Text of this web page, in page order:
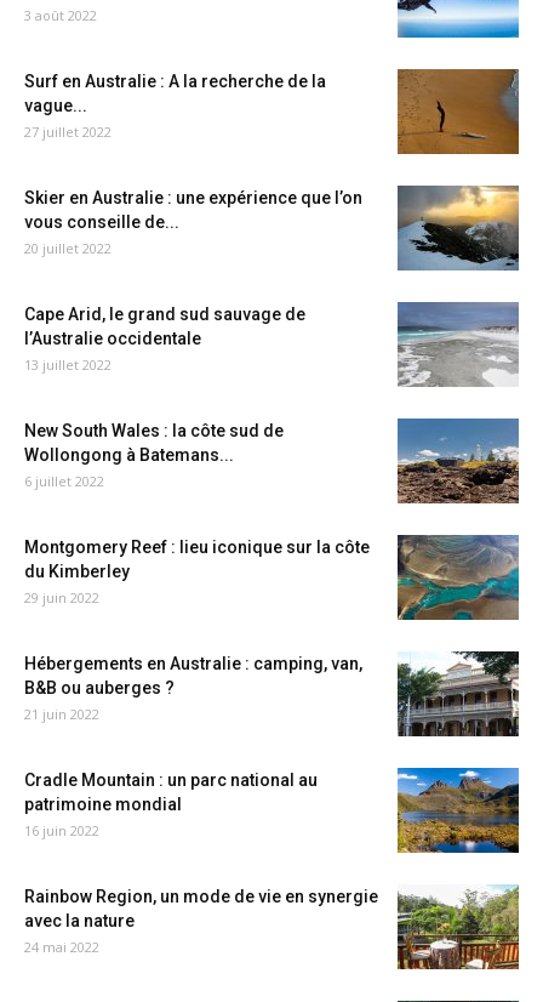
3 août 2022
Surf en Australie : A la recherche de la
vague...
27 juillet 2022
Skier en Australie : une expérience que l’on
vous conseille de...
20 juillet 2022
Cape Arid, le grand sud sauvage de
l’Australie occidentale
13 juillet 2022
New South Wales : la côte sud de
Wollongong à Batemans...
6 juillet 2022
Montgomery Reef : lieu iconique sur la côte
du Kimberley
29 juin 2022
Hébergements en Australie : camping, van,
B&B ou auberges ?
21 juin 2022
Cradle Mountain : un parc national au
patrimoine mondial
16 juin 2022
Rainbow Region, un mode de vie en synergie
avec la nature
24 mai 2022